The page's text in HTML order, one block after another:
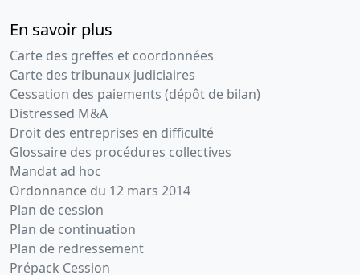
En savoir plus
Carte des greffes et coordonnées
Carte des tribunaux judiciaires
Cessation des paiements (dépôt de bilan)
Distressed M&A
Droit des entreprises en difficulté
Glossaire des procédures collectives
Mandat ad hoc
Ordonnance du 12 mars 2014
Plan de cession
Plan de continuation
Plan de redressement
Prépack Cession